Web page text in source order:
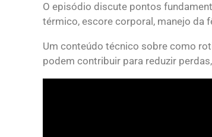
O episódio discute pontos
térmico, escore corporal, manejo da
Um conteúdo técnico sobre como
podem contribuir para reduzir